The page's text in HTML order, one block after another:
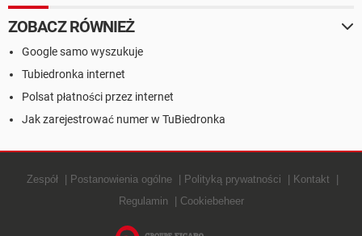
ZOBACZ RÓWNIEŻ
Google samo wyszukuje
Tubiedronka internet
Polsat płatności przez internet
Jak zarejestrować numer w TuBiedronka
Zespół Postanowienia ogólne Polityką prywatności
Kontakt
Regulamin
Cookiebeheer